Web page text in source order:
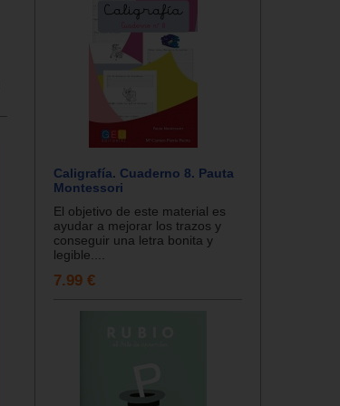
Caligrafía. Cuaderno 8. Pauta
Montessori
El objetivo de este material es
ayudar a mejorar los trazos y
conseguir una letra bonita y
legible....
7.99 €